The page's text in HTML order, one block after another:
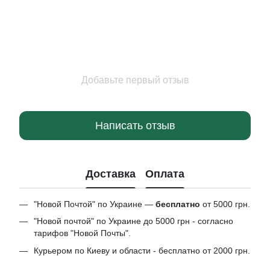
Добавьте первый отзыв
Написать отзыв
Доставка Оплата
"Новой Почтой" по Украине — бесплатно от 5000 грн.
"Новой почтой" по Украине до 5000 грн - согласно
тарифов "Новой Почты".
Курьером по Киеву и области - бесплатно от 2000 грн.